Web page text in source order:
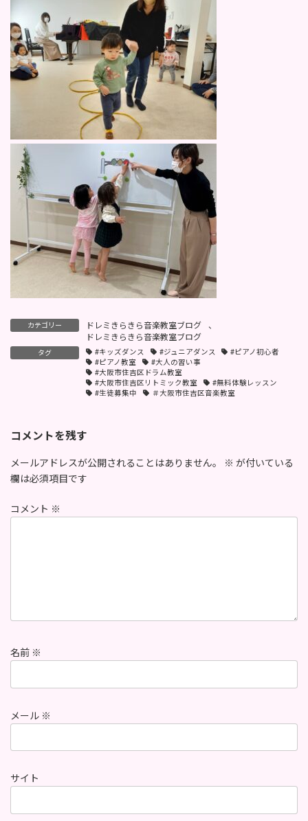
カテゴリー ドレミきらきら音楽教室ブログ
、
ドレミきらきら音楽教室ブログ
タグ #キッズダンス #ジュニアダンス
#ピアノ初心者
#ピアノ教室
#大人の習い事
#大阪市住吉区ドラム教室
#大阪市住吉区リトミック教室
#無料体験レッスン
#生徒募集中
＃大阪市住吉区音楽教室
コメントを残す
メールアドレスが公開されることはありません。 ※ が付いている
欄は必須項目です
コメント ※
名前 ※
メール ※
サイト